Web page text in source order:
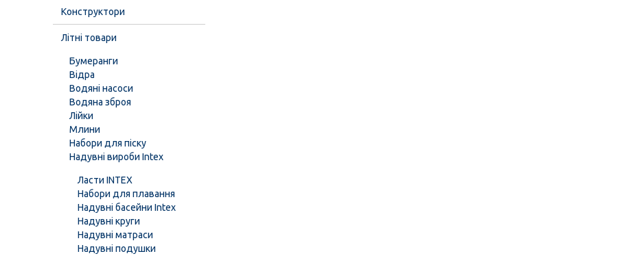
Конструктори
Літні товари
Бумеранги
Відра
Водяні насоси
Водяна зброя
Лійки
Млини
Набори для піску
Надувні вироби Intex
Ласти INTEX
Набори для плавання
Надувні басейни Intex
Надувні круги
Надувні матраси
Надувні подушки